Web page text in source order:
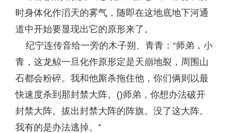
时身体化作滔天的雾气，随即在这地底地下河通
道中开始要显现出它的原形来了。
纪宁连传音给一旁的木子朔、青青：“师弟，小
青，这龙鲸一旦化作原形定是天崩地裂，周围山
石都会粉碎。我和他厮杀拖住他，你们俩则以最
快速度杀到那封禁大阵。()师弟，你想办法破开
封禁大阵。拔出封禁大阵的阵旗。没了这大阵。
我有的是办法逃掉。”